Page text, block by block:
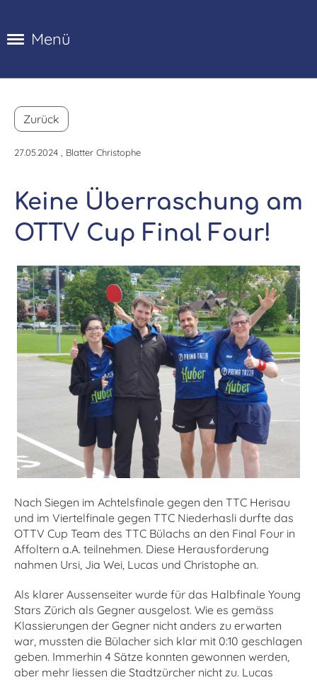
Menü
Zurück
27.05.2024 , Blatter Christophe
Keine Überraschung am
OTTV Cup Final Four!
Nach Siegen im Achtelsfinale gegen den TTC Herisau
und im Viertelfinale gegen TTC Niederhasli durfte das
OTTV Cup Team des TTC Bülachs an den Final Four in
Affoltern a.A. teilnehmen. Diese Herausforderung
nahmen Ursi, Jia Wei, Lucas und Christophe an.
Als klarer Aussenseiter wurde für das Halbfinale Young
Stars Zürich als Gegner ausgelost. Wie es gemäss
Klassierungen der Gegner nicht anders zu erwarten
war, mussten die Bülacher sich klar mit 0:10 geschlagen
geben. Immerhin 4 Sätze konnten gewonnen werden,
aber mehr liessen die Stadtzürcher nicht zu. Lucas